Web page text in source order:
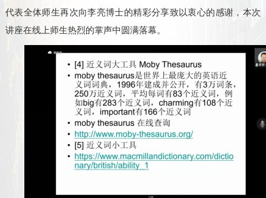
代表全体师生再次向李亮博士的精彩分享致以衷心的感谢，本次
讲座在线上师生热烈的掌声中圆满落幕。